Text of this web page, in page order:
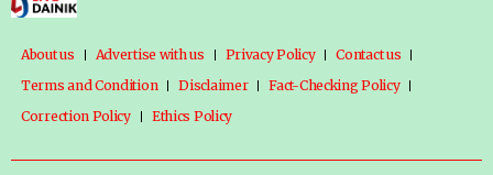
About us Advertise with us Privacy Policy
Contact us
Terms and Condition
Disclaimer
Fact-Checking Policy
Correction Policy
Ethics Policy